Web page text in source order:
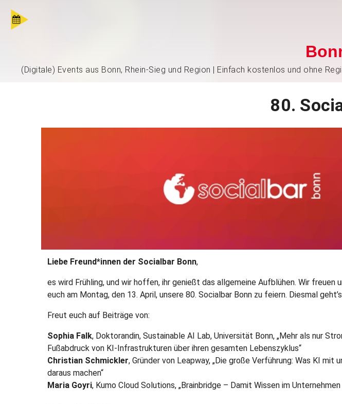
(Digitale) Events aus Bonn, Rhein-Sieg und Region | Einfach kostenlos und ohne
80.
Liebe Freund*innen der Socialbar Bonn,
es wird Frühling, und wir hoffen, ihr genießt das allgemeine Aufblühen. Wir freuen
euch am Montag, den 13. April, unsere 80. Socialbar Bonn zu feiern. Diesmal
Freut euch auf Beiträge von:
Sophia Falk, Doktorandin, Sustainable AI Lab, Universität Bonn, „Mehr als nur
Fußabdruck von KI-Infrastrukturen über ihren gesamten Lebenszyklus“
Christian Schmickler, Gründer von Leapway, „Die große Verführung: Was KI mit
daraus machen“
Maria Goyri, Kumo Cloud Solutions, „Brainbridge – Damit Wissen im